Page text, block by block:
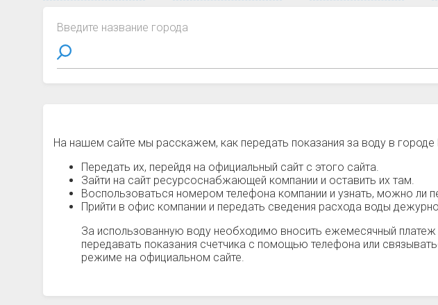
Введите название города
На нашем сайте мы расскажем, как передать показания за воду в
Передать их, перейдя на официальный сайт с этого сайта.
Зайти на сайт ресурсоснабжающей компании и оставить их там.
Воспользоваться номером телефона компании и узнать, можно ли
Прийти в офис компании и передать сведения расхода воды
За использованную воду необходимо вносить ежемесячный
передавать показания счетчика с помощью телефона или
режиме на официальном сайте.